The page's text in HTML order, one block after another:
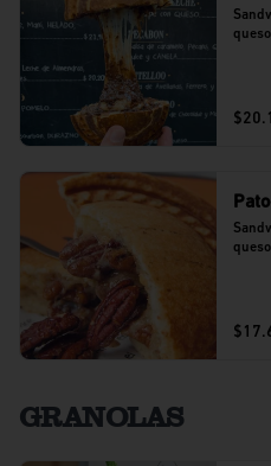
GRANOLAS